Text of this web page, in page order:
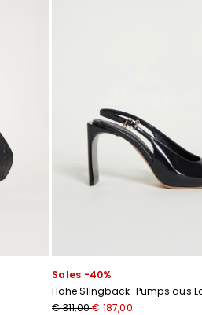
Sales -40%
Hohe Slingback-Pumps aus
€ 311,00€ 187,00
Fügen Sie
Ich habe die